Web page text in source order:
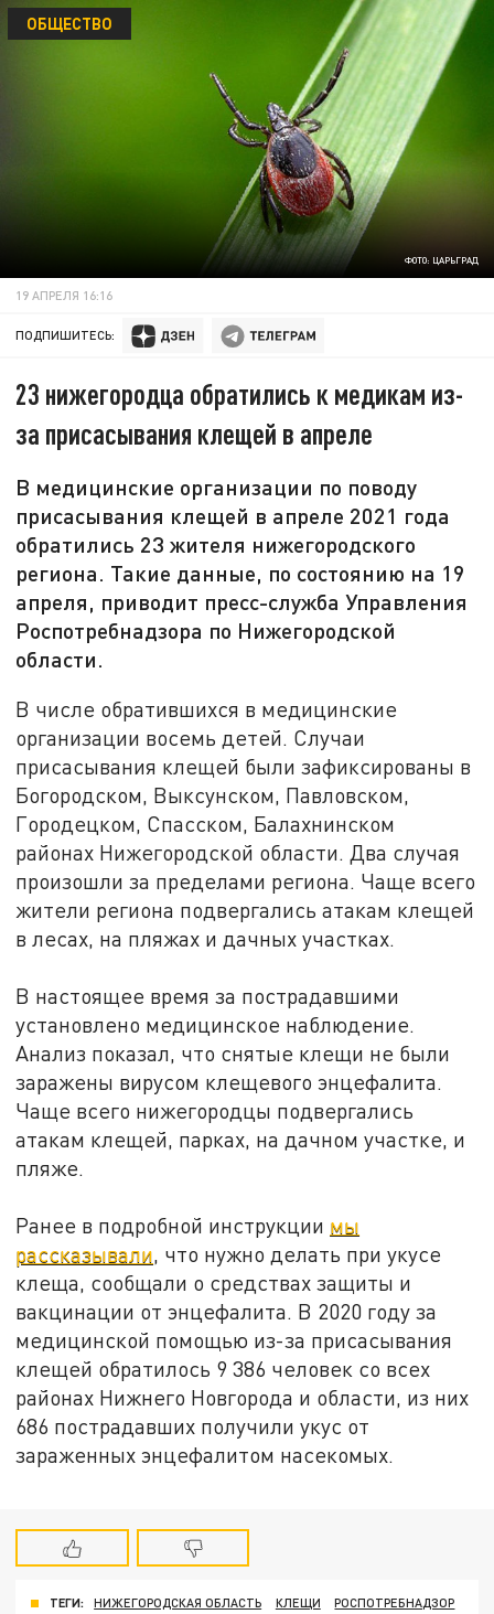
ФОТО: ЦАРЬГРАД
ОБЩЕСТВО
19 АПРЕЛЯ 16:16
ПОДПИШИТЕСЬ:
23 нижегородца обратились к медикам из-
за присасывания клещей в апреле
В медицинские организации по поводу
присасывания клещей в апреле 2021 года
обратились 23 жителя нижегородского
региона. Такие данные, по состоянию на 19
апреля, приводит пресс-служба Управления
Роспотребнадзора по Нижегородской
области.
В числе обратившихся в медицинские
организации восемь детей. Случаи
присасывания клещей были зафиксированы в
Богородском, Выксунском, Павловском,
Городецком, Спасском, Балахнинском
районах Нижегородской области. Два случая
произошли за пределами региона. Чаще всего
жители региона подвергались атакам клещей
в лесах, на пляжах и дачных участках.
В настоящее время за пострадавшими
установлено медицинское наблюдение.
Анализ показал, что снятые клещи не были
заражены вирусом клещевого энцефалита.
Чаще всего нижегородцы подвергались
атакам клещей, парках, на дачном участке, и
пляже.
Ранее в подробной инструкции мы
рассказывали, что нужно делать при укусе
клеща, сообщали о средствах защиты и
вакцинации от энцефалита. В 2020 году за
медицинской помощью из-за присасывания
клещей обратилось 9 386 человек со всех
районах Нижнего Новгорода и области, из них
686 пострадавших получили укус от
зараженных энцефалитом насекомых.
ТЕГИ: НИЖЕГОРОДСКАЯ ОБЛАСТЬ КЛЕЩИ
РОСПОТРЕБНАДЗОР